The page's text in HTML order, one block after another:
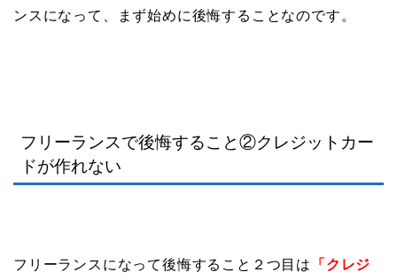
ンスになって、まず始めに後悔することなのです。
フリーランスで後悔すること②クレジットカー
ドが作れない
フリーランスになって後悔すること２つ目は
「クレジ